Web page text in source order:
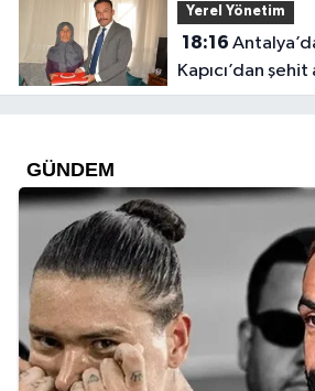
Yerel Yönetim
18:16
Kapıcı’dan şehit
Belen’e anlamlı